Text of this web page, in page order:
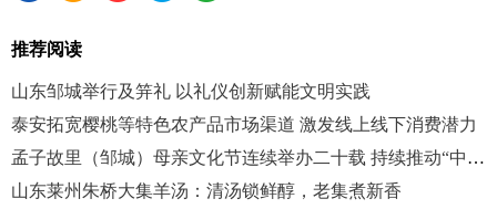
推荐阅读
山东邹城举行及笄礼 以礼仪创新赋能文明实践
泰安拓宽樱桃等特色农产品市场渠道 激发线上线下消费潜力
孟子故里（邹城）母亲文化节连续举办二十载 持续推动“中华母亲节”设立
山东莱州朱桥大集羊汤：清汤锁鲜醇，老集煮新香